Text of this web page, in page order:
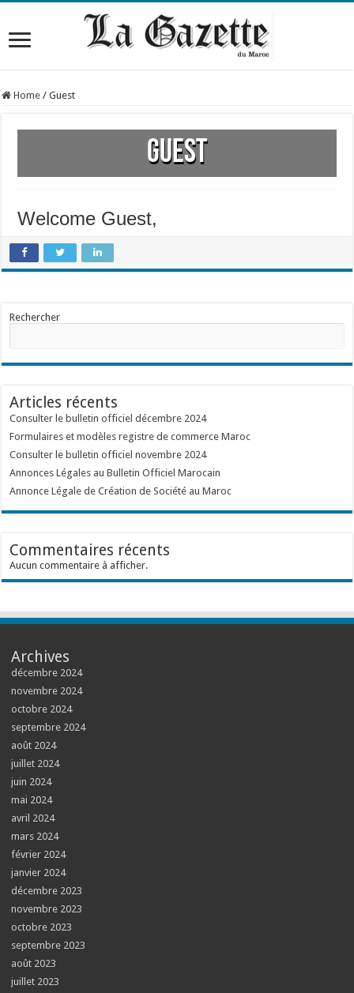
Home / Guest
Guest
Welcome Guest,
Rechercher
Articles récents
Consulter le bulletin officiel décembre 2024
Formulaires et modèles registre de commerce Maroc
Consulter le bulletin officiel novembre 2024
Annonces Légales au Bulletin Officiel Marocain
Annonce Légale de Création de Société au Maroc
Commentaires récents
Aucun commentaire à afficher.
Archives
décembre 2024
novembre 2024
octobre 2024
septembre 2024
août 2024
juillet 2024
juin 2024
mai 2024
avril 2024
mars 2024
février 2024
janvier 2024
décembre 2023
novembre 2023
octobre 2023
septembre 2023
août 2023
juillet 2023